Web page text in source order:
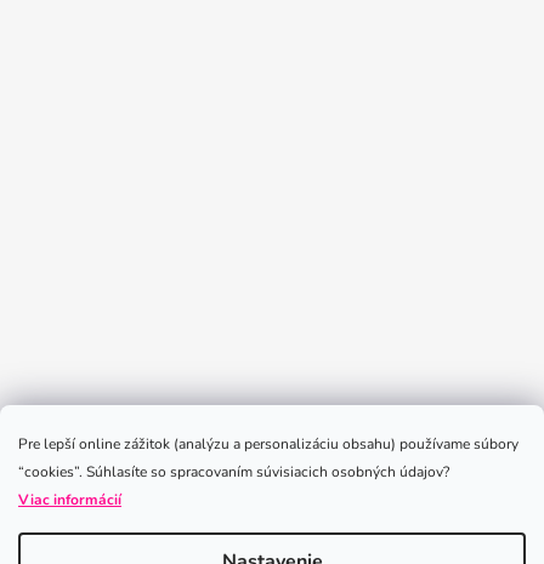
Pre lepší online zážitok (analýzu a personalizáciu obsahu) používame súbory
“cookies”. Súhlasíte so spracovaním súvisiacich osobných údajov?
Viac informácií
Sledovať na Instagrame